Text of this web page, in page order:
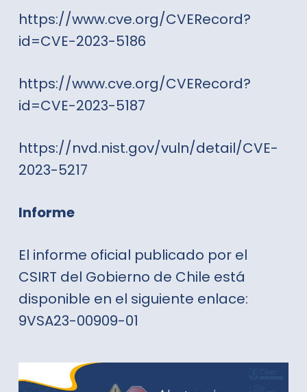
https://www.cve.org/CVERecord?
id=CVE-2023-5186
https://www.cve.org/CVERecord?
id=CVE-2023-5187
https://nvd.nist.gov/vuln/detail/CVE-
2023-5217
Informe
El informe oficial publicado por el
CSIRT del Gobierno de Chile está
disponible en el siguiente enlace:
9VSA23-00909-01